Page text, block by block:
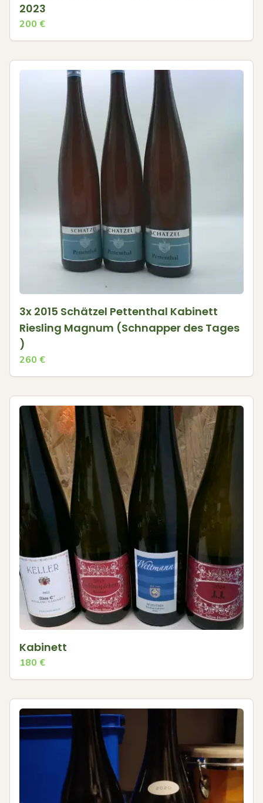
2023
200 €
3x 2015 Schätzel Pettenthal Kabinett
Riesling Magnum (Schnapper des Tages
)
260 €
Kabinett
180 €